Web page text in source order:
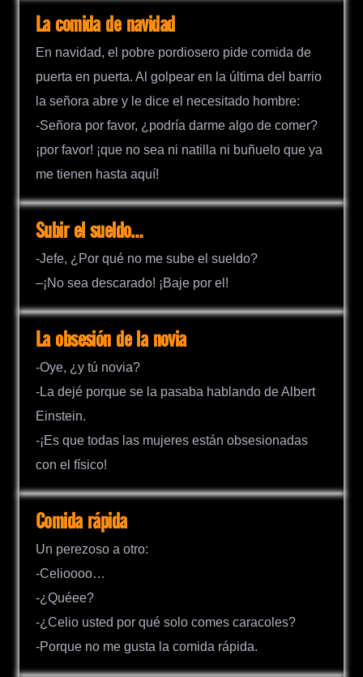
La comida de navidad
En navidad, el pobre pordiosero pide comida de
puerta en puerta. Al golpear en la última del barrio
la señora abre y le dice el necesitado hombre:
-Señora por favor, ¿podría darme algo de comer?
¡por favor! ¡que no sea ni natilla ni buñuelo que ya
me tienen hasta aquí!
Subir el sueldo…
-Jefe, ¿Por qué no me sube el sueldo?
–¡No sea descarado! ¡Baje por el!
La obsesión de la novia
-Oye, ¿y tú novia?
-La dejé porque se la pasaba hablando de Albert
Einstein.
-¡Es que todas las mujeres están obsesionadas
con el físico!
Comida rápida
Un perezoso a otro:
-Celioooo…
-¿Quéee?
-¿Celio usted por qué solo comes caracoles?
-Porque no me gusta la comida rápida.